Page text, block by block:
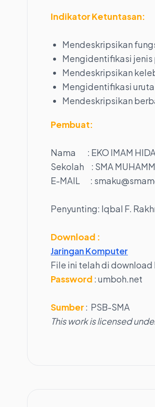
Indikator Ketuntasan:
Mendeskripsikan
Mengidentifikasi
Mendeskripsikan
Mengidentifikasi
Mendeskripsikan
Pembuat:
Nama : EKO IMAM
Sekolah : SMA
E-MAIL :
Penyunting: Iqbal F.
Download :
Jaringan Komputer
File ini telah di download
Password : umboh.net
Sumber: PSB-SMA
This work is licensed